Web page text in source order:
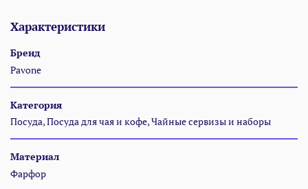
Характеристики
Бренд
Pavone
Категория
Посуда, Посуда для чая и кофе, Чайные сервизы и наборы
Материал
Фарфор